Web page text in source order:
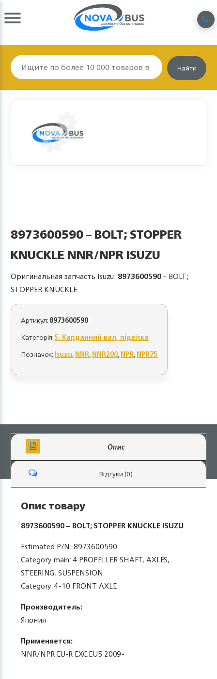
Найти
8973600590 – BOLT; STOPPER
KNUCKLE NNR/NPR ISUZU
Оригинальная запчасть Isuzu: 8973600590– BOLT;
STOPPER KNUCKLE
Артикул:8973600590
Категорія:5. Карданний вал, підвіска
Позначок:Isuzu,NNR,NNR200,NPR,NPR75
Опис
Відгуки (0)
Опис товару
8973600590 – BOLT; STOPPER KNUCKLE ISUZU
Estimated P/N: 8973600590
Category main: 4 PROPELLER SHAFT, AXLES,
STEERING, SUSPENSION
Category: 4-10 FRONT AXLE
Производитель:
Япония
Применяется:
NNR/NPR EU-R EXC.EU5 2009-